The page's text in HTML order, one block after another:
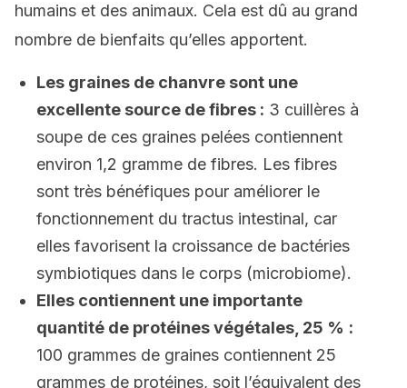
humains et des animaux. Cela est dû au grand
nombre de bienfaits qu’elles apportent.
Les graines de chanvre sont une
excellente source de fibres : 3 cuillères à
soupe de ces graines pelées contiennent
environ 1,2 gramme de fibres. Les fibres
sont très bénéfiques pour améliorer le
fonctionnement du tractus intestinal, car
elles favorisent la croissance de bactéries
symbiotiques dans le corps (microbiome).
Elles contiennent une importante
quantité de protéines végétales, 25 % :
100 grammes de graines contiennent 25
grammes de protéines, soit l’équivalent des